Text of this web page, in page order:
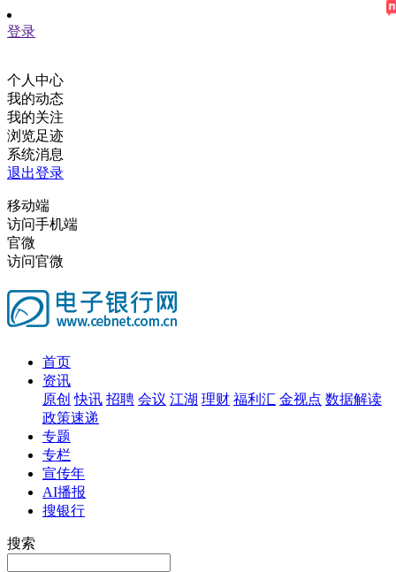
登录
个人中心
我的动态
我的关注
浏览足迹
系统消息
退出登录
移动端
访问手机端
官微
访问官微
首页
资讯
原创 快讯 招聘 会议 江湖 理财 福利汇 金视点 数据解读
政策速递
专题
专栏
宣传年
AI播报
搜银行
搜索